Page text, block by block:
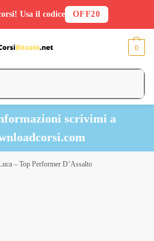
0
scrivimi a
– Top Performer D’Assalto
Usa il codice OFF20